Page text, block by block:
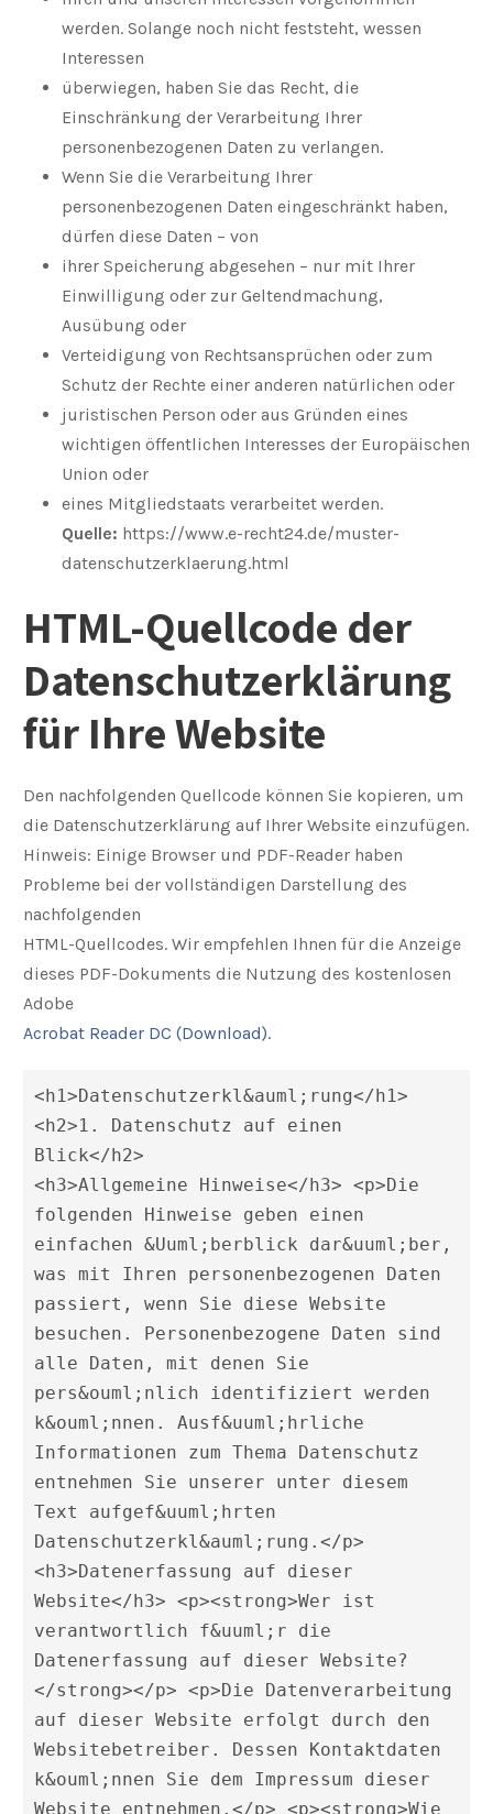
werden. Solange noch nicht feststeht, wessen
Interessen
überwiegen, haben Sie das Recht, die
Einschränkung der Verarbeitung Ihrer
personenbezogenen Daten zu verlangen.
Wenn Sie die Verarbeitung Ihrer
personenbezogenen Daten eingeschränkt haben,
dürfen diese Daten – von
ihrer Speicherung abgesehen – nur mit Ihrer
Einwilligung oder zur Geltendmachung,
Ausübung oder
Verteidigung von Rechtsansprüchen oder zum
Schutz der Rechte einer anderen natürlichen oder
juristischen Person oder aus Gründen eines
wichtigen öffentlichen Interesses der Europäischen
Union oder
eines Mitgliedstaats verarbeitet werden.
Quelle: https://www.e-recht24.de/muster-
datenschutzerklaerung.html
HTML-Quellcode der
Datenschutzerklärung
für Ihre Website
Den nachfolgenden Quellcode können Sie kopieren, um
die Datenschutzerklärung auf Ihrer Website einzufügen.
Hinweis: Einige Browser und PDF-Reader haben
Probleme bei der vollständigen Darstellung des
nachfolgenden
HTML-Quellcodes. Wir empfehlen Ihnen für die Anzeige
dieses PDF-Dokuments die Nutzung des kostenlosen
Adobe
Acrobat Reader DC (Download).
<h1>Datenschutzerkl&auml;rung</h1>
<h2>1. Datenschutz auf einen
Blick</h2>
<h3>Allgemeine Hinweise</h3> <p>Die
folgenden Hinweise geben einen
einfachen &Uuml;berblick dar&uuml;ber,
was mit Ihren personenbezogenen Daten
passiert, wenn Sie diese Website
besuchen. Personenbezogene Daten sind
alle Daten, mit denen Sie
pers&ouml;nlich identifiziert werden
k&ouml;nnen. Ausf&uuml;hrliche
Informationen zum Thema Datenschutz
entnehmen Sie unserer unter diesem
Text aufgef&uuml;hrten
Datenschutzerkl&auml;rung.</p>
<h3>Datenerfassung auf dieser
Website</h3> <p><strong>Wer ist
verantwortlich f&uuml;r die
Datenerfassung auf dieser Website?
</strong></p> <p>Die Datenverarbeitung
auf dieser Website erfolgt durch den
Websitebetreiber. Dessen Kontaktdaten
k&ouml;nnen Sie dem Impressum dieser
Website entnehmen.</p> <p><strong>Wie